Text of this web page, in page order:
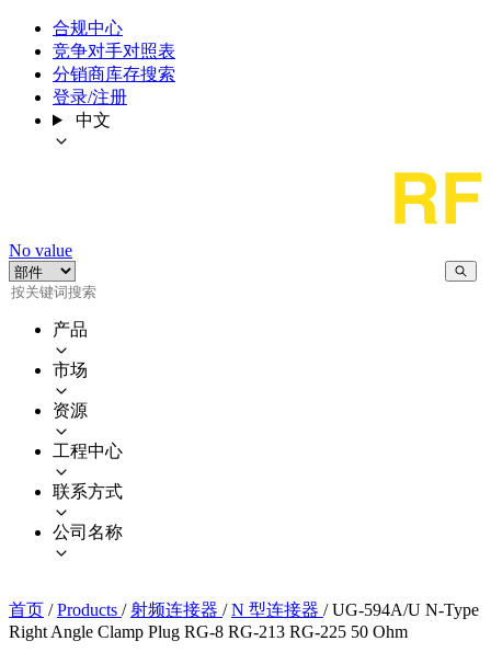
合规中心
竞争对手对照表
分销商库存搜索
登录/注册
中文
No value
产品
市场
资源
工程中心
联系方式
公司名称
首页 / Products / 射频连接器 / N 型连接器 / UG-594A/U N-Type
Right Angle Clamp Plug RG-8 RG-213 RG-225 50 Ohm